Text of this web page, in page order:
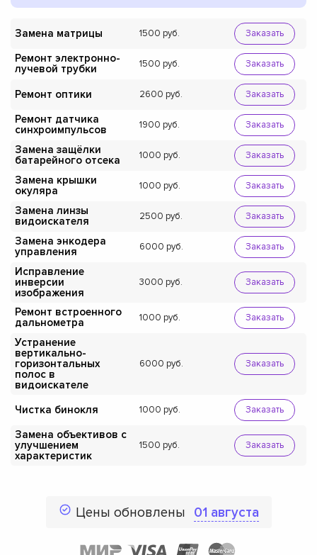
Замена матрицы 1500 Заказать
Ремонт электронно-
лучевой трубки
1500 Заказать
Ремонт оптики 2600 Заказать
Ремонт датчика
синхроимпульсов
1900 Заказать
Замена защёлки
батарейного отсека
1000 Заказать
Замена крышки
окуляра
1000 Заказать
Замена линзы
видоискателя
2500 Заказать
Замена энкодера
управления
6000 Заказать
Исправление
инверсии
изображения
3000 Заказать
Ремонт встроенного
дальнометра
1000 Заказать
Устранение
вертикально-
горизонтальных
полос в
видоискателе
6000 Заказать
Чистка бинокля 1000 Заказать
Замена объективов с
улучшением
характеристик
1500 Заказать
Цены обновлены 01 августа